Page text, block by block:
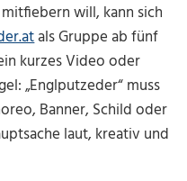
will, kann sich
als Gruppe ab fünf
kurzes Video oder
„Englputzeder“ muss
Banner, Schild oder
laut, kreativ und